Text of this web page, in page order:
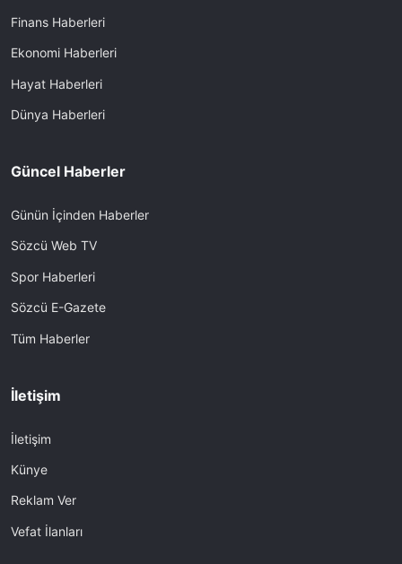
Finans Haberleri
Ekonomi Haberleri
Hayat Haberleri
Dünya Haberleri
Güncel Haberler
Günün İçinden Haberler
Sözcü Web TV
Spor Haberleri
Sözcü E-Gazete
Tüm Haberler
İletişim
İletişim
Künye
Reklam Ver
Vefat İlanları